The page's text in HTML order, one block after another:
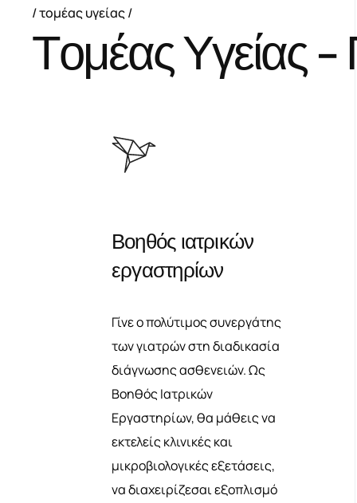
τομέας υγείας
ΤομέαςΥγείας -
Βοηθός ιατρικών
εργαστηρίων
Γίνε ο πολύτιμος συνεργάτης
των γιατρών στη διαδικασία
διάγνωσης ασθενειών. Ως
Βοηθός Ιατρικών
Εργαστηρίων, θα μάθεις να
εκτελείς κλινικές και
μικροβιολογικές εξετάσεις,
να διαχειρίζεσαι εξοπλισμό